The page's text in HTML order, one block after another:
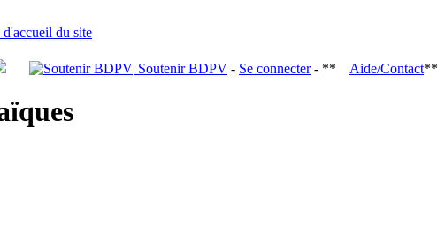
Soutenir BDPV - Se connecter- ** Aide/Contact**